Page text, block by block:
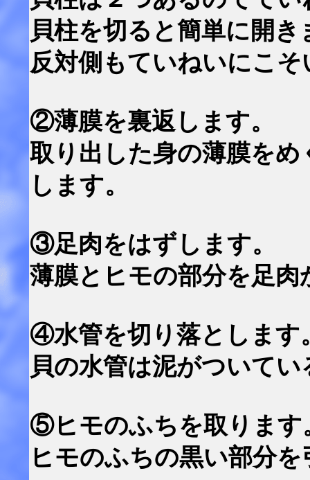
貝柱を切ると簡単に開き
反対側もていねいにこ
②薄膜を裏返します。
取り出した身の薄膜を
します。
③足肉をはずします。
薄膜とヒモの部分を足
④水管を切り落とします
貝の水管は泥がついて
⑤ヒモのふちを取ります
ヒモのふちの黒い部分